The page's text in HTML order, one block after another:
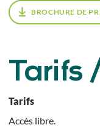
BROCHURE DE
Tarifs
Tarifs
Accès libre.